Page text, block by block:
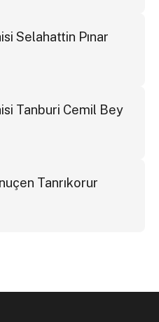
Selahattin Pınar
Tanburi Cemil Bey
Tanrıkorur